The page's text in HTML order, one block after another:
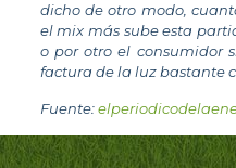
dicho de otro modo,
el mix más sube esta
o por otro el consumidor
factura de la luz bastante
Fuente: